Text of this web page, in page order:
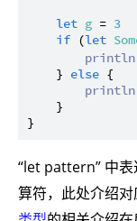
let g = 3
if (let
println
    }
else {
println
    }
“let pattern” 中
算符，此处介绍对